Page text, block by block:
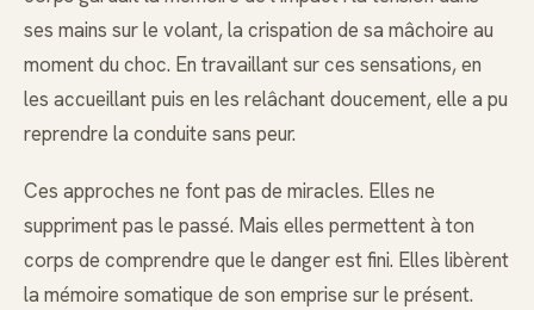
ses mains sur le volant, la crispation de sa mâchoire au
moment du choc. En travaillant sur ces sensations, en
les accueillant puis en les relâchant doucement, elle a pu
reprendre la conduite sans peur.
Ces approches ne font pas de miracles. Elles ne
suppriment pas le passé. Mais elles permettent à ton
corps de comprendre que le danger est fini. Elles libèrent
la mémoire somatique de son emprise sur le présent.